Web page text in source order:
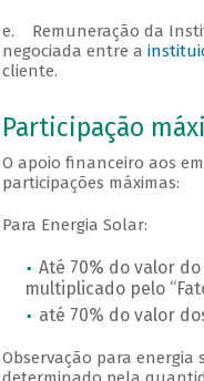
e. Remuneração da
negociada entre a
cliente.
Participação
O apoio financeiro aos
participações máximas:
Para Energia Solar:
Até 70% do valor
multiplicado pelo
até 70% do valor
Observação para energia